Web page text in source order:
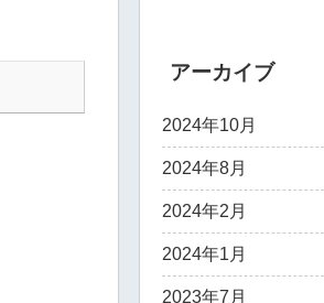
アーカイブ
2024年10月
2024年8月
2024年2月
2024年1月
2023年7月